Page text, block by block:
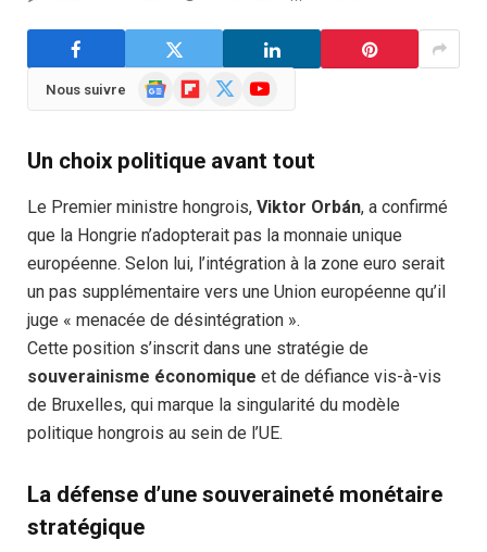
Nous suivre
GoogleFlipboard YouTube
Un choix politique avant tout
Le Premier ministre hongrois, Viktor Orbán, a confirmé
que la Hongrie n’adopterait pas la monnaie unique
européenne. Selon lui, l’intégration à la zone euro serait
un pas supplémentaire vers une Union européenne qu’il
juge « menacée de désintégration ».
Cette position s’inscrit dans une stratégie de
souverainisme économique et de défiance vis-à-vis
de Bruxelles, qui marque la singularité du modèle
politique hongrois au sein de l’UE.
La défense d’une souveraineté monétaire
stratégique